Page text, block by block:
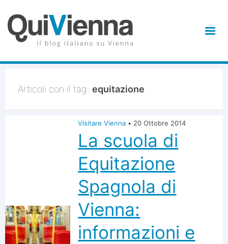
Articoli con il tag: equitazione
Visitare Vienna • 20 Ottobre 2014
La scuola di
Equitazione
Spagnola di
Vienna:
informazioni e